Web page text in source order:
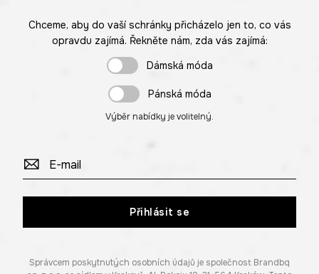
Chceme, aby do vaší schránky přicházelo jen to, co vás
opravdu zajímá. Řekněte nám, zda vás zajímá:
Dámská móda
Pánská móda
Výběr nabídky je volitelný.
Přihlásit se
Správcem poskytnutých osobních údajů je společnost Brandbq